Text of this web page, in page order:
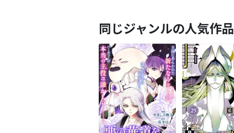
同じジャンルの人気作品